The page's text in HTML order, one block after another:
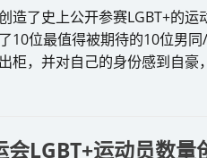
造了史上公开参赛LGBT+的运
10位最值得被期待的10位男
柜，并对自己的身份感到自豪
LGBT+运动员数量